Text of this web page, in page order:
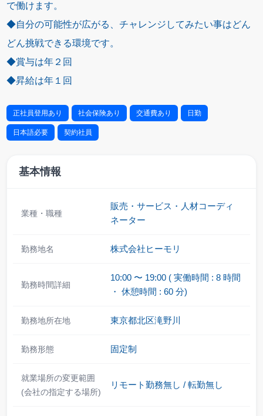
で働けます。
◆自分の可能性が広がる、チャレンジしてみたい事はどん
どん挑戦できる環境です。
◆賞与は年２回
◆昇給は年１回
正社員登用あり 社会保険あり 交通費あり
日勤
日本語必要
契約社員
基本情報
業種・職種
販売・サービス ・ 人材コーディ
ネーター
勤務地名 株式会社ヒーモリ
勤務時間詳細
10:00〜 19:00 ( 実働時間 : 8 時間
・ 休憩時間 : 60 分)
勤務地所在地 東京都北区滝野川
勤務形態 固定制
就業場所の変更範囲
(会社の指定する場所)
リモート勤務無し / 転勤無し